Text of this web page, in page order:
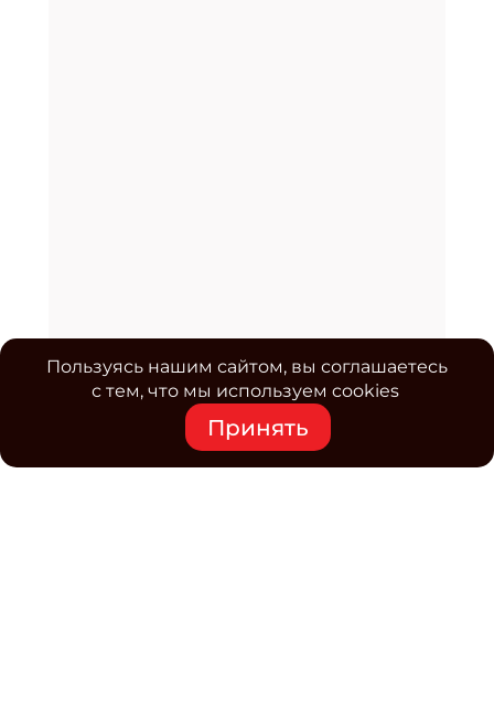
Пользуясь нашим сайтом, вы соглашаетесь
с тем, что мы используем cookies
Принять